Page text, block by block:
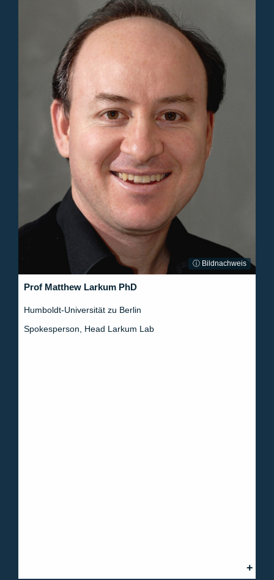
ⓘ Bildnachweis
Prof Matthew Larkum PhD
Humboldt-Universität zu Berlin
Spokesperson, Head Larkum Lab